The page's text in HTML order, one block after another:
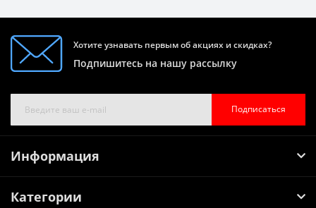
Хотите узнавать первым об акциях и скидках?
Подпишитесь на нашу рассылку
Подписаться
Информация
Категории